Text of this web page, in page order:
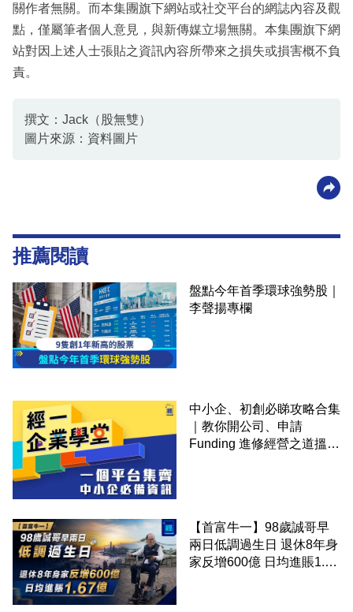
關作者無關。而本集團旗下網站或社交平台的網誌內容及觀
點，僅屬筆者個人意見，與新傳媒立場無關。本集團旗下網
站對因上述人士張貼之資訊內容所帶來之損失或損害概不負
責。
撰文：Jack（股無雙）
圖片來源：資料圖片
推薦閱讀
盤點今年首季環球強勢股｜
李聲揚專欄
中小企、初創必睇攻略合集
｜教你開公司、申請
Funding 進修經營之道搵大
【首富牛一】98歲誠哥早
兩日低調過生日 退休8年身
家反增600億 日均進賬1.67